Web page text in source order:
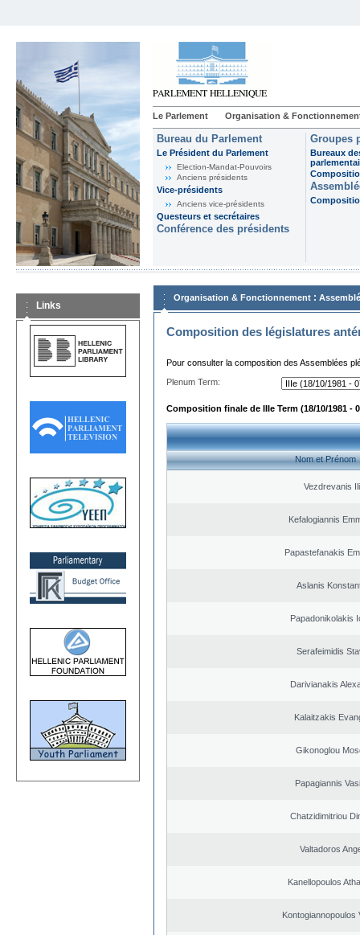
Le Parlement Organisation &
Bureau du Parlement
Le Président du Parlement
Election-Mandat-Pouvoirs
Anciens présidents
Vice-présidents
Anciens vice-présidents
Questeurs et secrétaires
Conférence des présidents
Groupes
Bureaux
Links
Organisation & Fonctionnement :
Composition des législatures
Pour consulter la composition des Assemblées
Plenum Term:
Composition finale de IIIe Term (18/10/1981 -
Nom et Prénom
Vezdrevanis
Kefalogiannis
Papastefanakis
Aslanis
Papadonikolakis
Serafeimidis
Darivianakis
Kalaitzakis
Gikonoglou
Papagiannis
Chatzidimitriou
Valtadoros
Kanellopoulos
Kontogiannopoulos